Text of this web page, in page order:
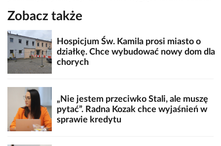
Zobacz także
Hospicjum Św. Kamila prosi miasto o
działkę. Chce wybudować nowy dom dla
chorych
„Nie jestem przeciwko Stali, ale muszę
pytać”. Radna Kozak chce wyjaśnień w
sprawie kredytu